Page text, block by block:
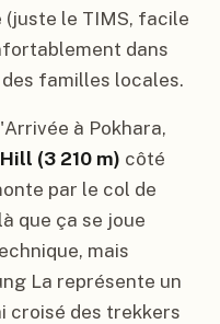
(juste le TIMS, facile
dans
familles locales.
à Pokhara,
(3 210 m) côté
par le col de
que ça se joue
mais
La représente un
croisé des trekkers